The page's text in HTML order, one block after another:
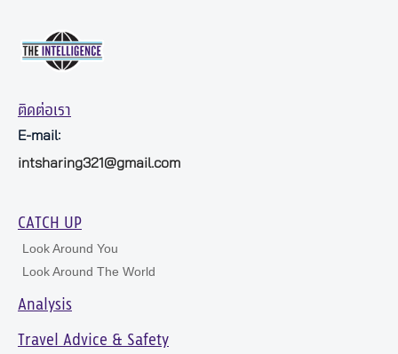
ติดต่อเรา
E-mail:
intsharing321@gmail.com
CATCH UP
Look Around You
Look Around The World
Analysis
Travel Advice & Safety